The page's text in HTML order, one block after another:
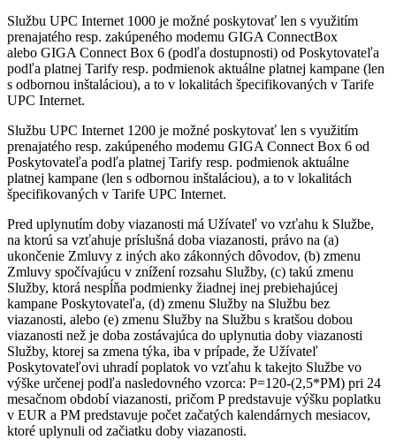
Službu UPC Internet 1000 je možné poskytovať len s využitím
prenajatého resp. zakúpeného modemu GIGA ConnectBox
alebo GIGA Connect Box 6 (podľa dostupnosti) od Poskytovateľa
podľa platnej Tarify resp. podmienok aktuálne platnej kampane (len
s odbornou inštaláciou), a to v lokalitách špecifikovaných v Tarife
UPC Internet.
Službu UPC Internet 1200 je možné poskytovať len s využitím
prenajatého resp. zakúpeného modemu GIGA Connect Box 6 od
Poskytovateľa podľa platnej Tarify resp. podmienok aktuálne
platnej kampane (len s odbornou inštaláciou), a to v lokalitách
špecifikovaných v Tarife UPC Internet.
Pred uplynutím doby viazanosti má Užívateľ vo vzťahu k Službe,
na ktorú sa vzťahuje príslušná doba viazanosti, právo na (a)
ukončenie Zmluvy z iných ako zákonných dôvodov, (b) zmenu
Zmluvy spočívajúcu v znížení rozsahu Služby, (c) takú zmenu
Služby, ktorá nespĺňa podmienky žiadnej inej prebiehajúcej
kampane Poskytovateľa, (d) zmenu Služby na Službu bez
viazanosti, alebo (e) zmenu Služby na Službu s kratšou dobou
viazanosti než je doba zostávajúca do uplynutia doby viazanosti
Služby, ktorej sa zmena týka, iba v prípade, že Užívateľ
Poskytovateľovi uhradí poplatok vo vzťahu k takejto Službe vo
výške určenej podľa nasledovného vzorca: P=120-(2,5*PM) pri 24
mesačnom období viazanosti, pričom P predstavuje výšku poplatku
v EUR a PM predstavuje počet začatých kalendárnych mesiacov,
ktoré uplynuli od začiatku doby viazanosti.